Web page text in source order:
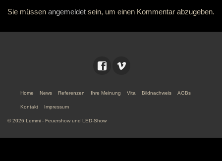
Sie müssen angemeldet sein, um einen Kommentar abzugeben.
Home News Referenzen Ihre Meinung Vita Bildnachweis AGBs
Kontakt Impressum
© 2026 Lemmi - Feuershow und LED-Show